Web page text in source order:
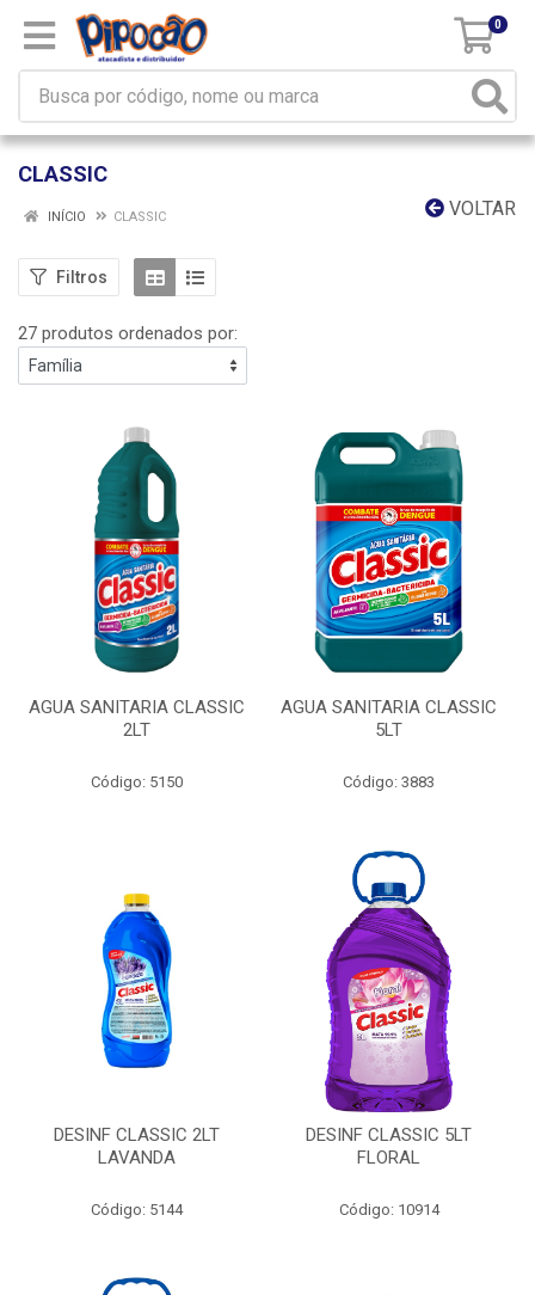
0
CLASSIC
VOLTAR
INÍCIO CLASSIC
Filtros
27 produtos ordenados por:
AGUA SANITARIA CLASSIC
2LT
Código: 5150
AGUA SANITARIA CLASSIC
5LT
Código: 3883
DESINF CLASSIC 2LT
LAVANDA
Código: 5144
DESINF CLASSIC 5LT
FLORAL
Código: 10914